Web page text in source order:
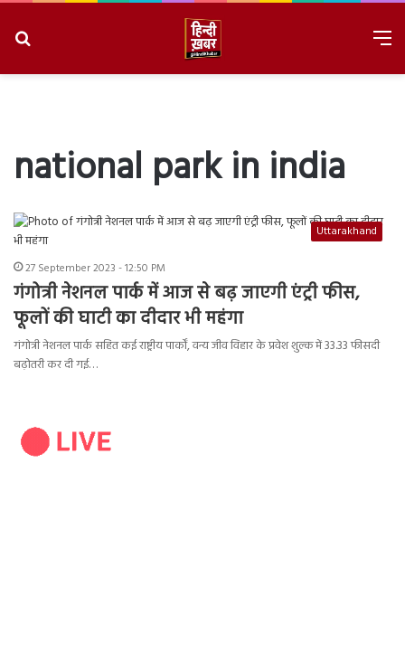
national park in india
Uttarakhand
27 September 2023 - 12:50 PM
गंगोत्री नेशनल पार्क में आज से बढ़ जाएगी एंट्री फीस,
फूलों की घाटी का दीदार भी महंगा
गंगोत्री नेशनल पार्क सहित कई राष्ट्रीय पार्कों, वन्य जीव विहार के प्रवेश शुल्क में 33.33 फीसदी
बढ़ोतरी कर दी गई…